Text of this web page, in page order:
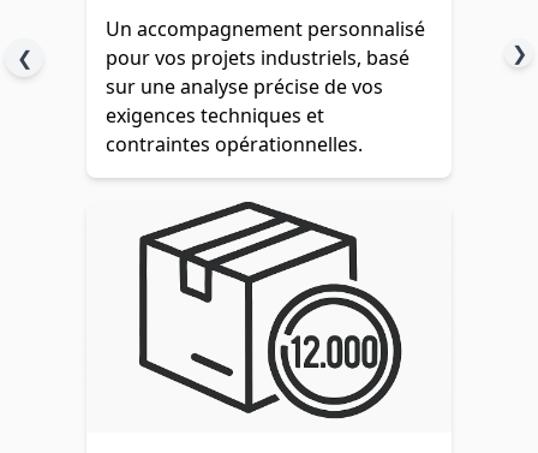
❮ ❯
Un accompagnement personnalisé
pour vos projets industriels, basé
sur une analyse précise de vos
exigences techniques et
contraintes opérationnelles.